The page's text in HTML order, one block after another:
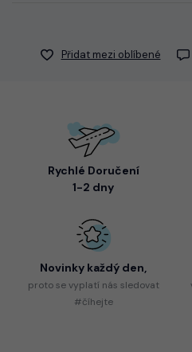
Přidat mezi oblíbené
Rychlé Doručení
1-2 dny
Novinky každý den,
protose vyplatí nás sledovat
#číhejte